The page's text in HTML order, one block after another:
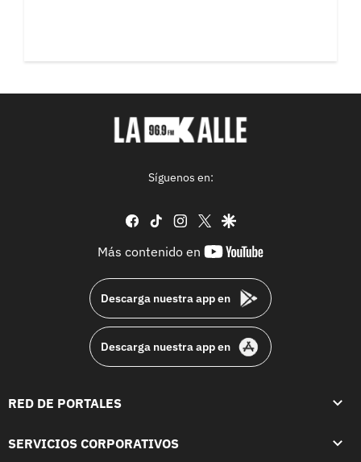
Síguenos en:
facebook
tiktok instagram
twittergoogle
Más contenido en
youtube-
Descarga nuestra app en
Descarga nuestra app en
RED DE PORTALES
SERVICIOS CORPORATIVOS